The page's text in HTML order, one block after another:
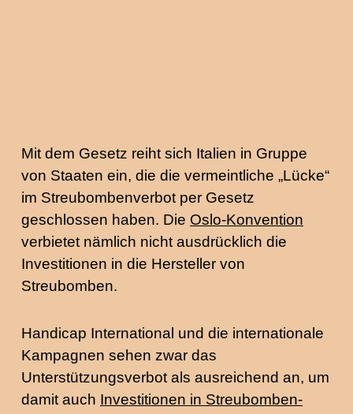
Mit dem Gesetz reiht sich Italien in Gruppe
von Staaten ein, die die vermeintliche „Lücke“
im Streubombenverbot per Gesetz
geschlossen haben. Die Oslo-Konvention
verbietet nämlich nicht ausdrücklich die
Investitionen in die Hersteller von
Streubomben.
Handicap International und die internationale
Kampagnen sehen zwar das
Unterstützungsverbot als ausreichend an, um
damit auch Investitionen in Streubomben-